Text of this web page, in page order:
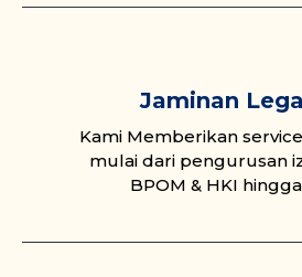
Jaminan
Kami Memberikan
mulai dari pengurusan
BPOM & HKI